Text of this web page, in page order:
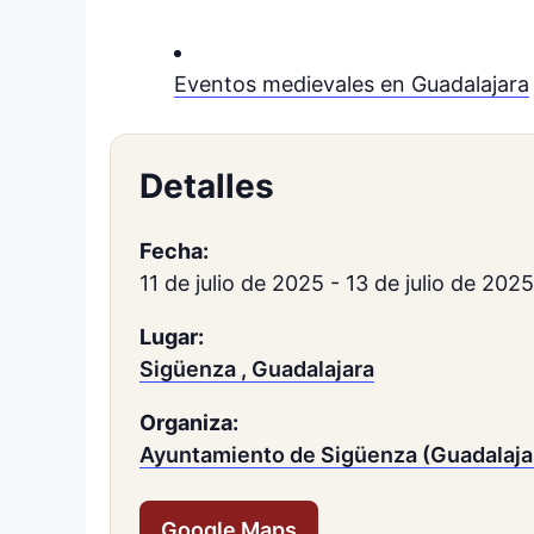
Eventos medievales en Guadalajara
Detalles
Fecha:
11 de julio de 2025 - 13 de julio de 2025
Lugar:
Sigüenza , Guadalajara
Organiza:
Ayuntamiento de Sigüenza